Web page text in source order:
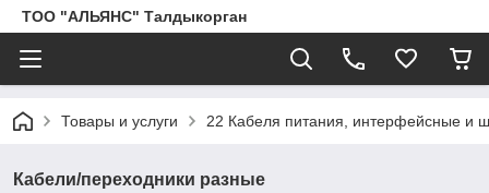
ТОО "АЛЬЯНС" Талдыкорган
Товары и услуги 22 Кабеля питания, интерфейсные и
Кабели/переходники разные